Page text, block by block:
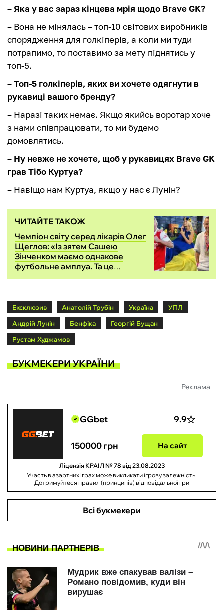
– Яка у вас зараз кінцева мрія щодо Brave GK?
– Вона не мінялась – топ-10 світових виробників
спорядження для голкіперів, а коли ми туди
потрапимо, то поставимо за мету піднятись у
топ-5.
– Топ-5 голкіперів, яких ви хочете одягнути в
рукавиці вашого бренду?
– Наразі таких немає. Якщо якийсь воротар хоче
з нами співпрацювати, то ми будемо
домовлятись.
– Ну невже не хочете, щоб у рукавицях Brave GK
грав Тібо Куртуа?
– Навіщо нам Куртуа, якщо у нас є Лунін?
ЧИТАЙТЕ ТАКОЖ
Чемпіон світу серед лікарів Олег
Щеглов: «Із зятем Сашею
Зінченком маємо однакове
футбольне амплуа. Та це
випадково»
Ексклюзив Анатолій Трубін Україна
УПЛ
Андрій Лунін
Бенфіка
Георгій Бущан
Рустам Худжамов
БУКМЕКЕРИ УКРАЇНИ
Реклама
GGbet 9.9
150000 грн На сайт
Ліцензія КРАІЛ № 78 від 23.08.2023
Участь в азартних іграх може викликати ігрову залежність.
Дотримуйтеся правил (принципів) відповідальної гри
Всі букмекери